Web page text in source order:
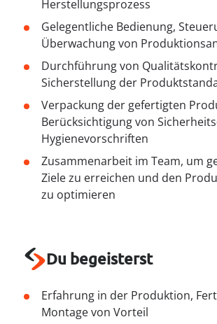
Herstellungsprozess
Gelegentliche Bedienung,
Überwachung von
Durchführung von
Sicherstellung der
Verpackung der gefertigten
Berücksichtigung von
Hygienevorschriften
Zusammenarbeit im Team, um
Ziele zu erreichen und den
zu optimieren
Du begeisterst
Erfahrung in der Produktion,
Montage von Vorteil